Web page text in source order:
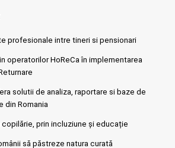
profesionale intre tineri si pensionari
operatorilor HoReCa în implementarea
solutii de analiza, raportare si baze de
din Romania
prin incluziune și educație
să păstreze natura curată